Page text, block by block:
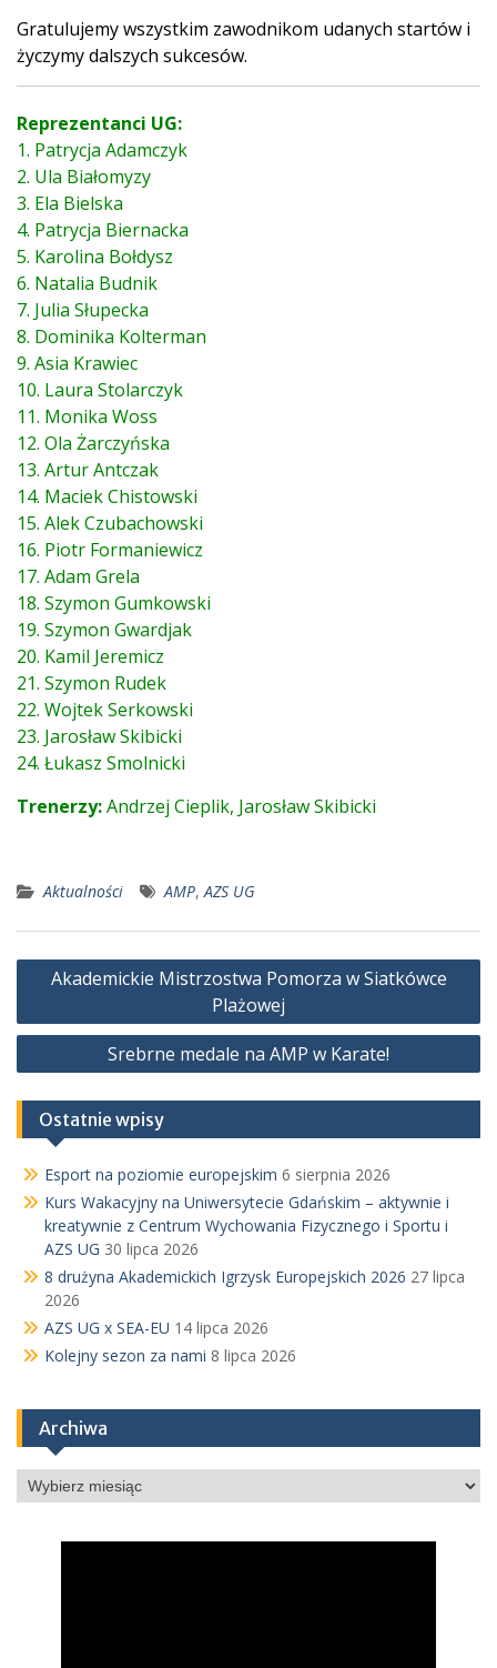
Gratulujemy wszystkim zawodnikom udanych startów i
życzymy dalszych sukcesów.
Reprezentanci UG:
1. Patrycja Adamczyk
2. Ula Białomyzy
3. Ela Bielska
4. Patrycja Biernacka
5. Karolina Bołdysz
6. Natalia Budnik
7. Julia Słupecka
8. Dominika Kolterman
9. Asia Krawiec
10. Laura Stolarczyk
11. Monika Woss
12. Ola Żarczyńska
13. Artur Antczak
14. Maciek Chistowski
15. Alek Czubachowski
16. Piotr Formaniewicz
17. Adam Grela
18. Szymon Gumkowski
19. Szymon Gwardjak
20. Kamil Jeremicz
21. Szymon Rudek
22. Wojtek Serkowski
23. Jarosław Skibicki
24. Łukasz Smolnicki
Trenerzy:Andrzej Cieplik, Jarosław Skibicki
Aktualności AMP,AZS UG
Nawigacja
Akademickie Mistrzostwa Pomorza w Siatkówce
Plażowej
Srebrne medale na AMP w Karate!
Ostatnie wpisy
Esport na poziomie europejskim 6 sierpnia 2026
Kurs Wakacyjny na Uniwersytecie Gdańskim – aktywnie i
kreatywnie z Centrum Wychowania Fizycznego i Sportu i
AZS UG 30 lipca 2026
8 drużyna Akademickich Igrzysk Europejskich 2026 27 lipca
2026
AZS UG x SEA-EU 14 lipca 2026
Kolejny sezon za nami 8 lipca 2026
Archiwa
Archiwa